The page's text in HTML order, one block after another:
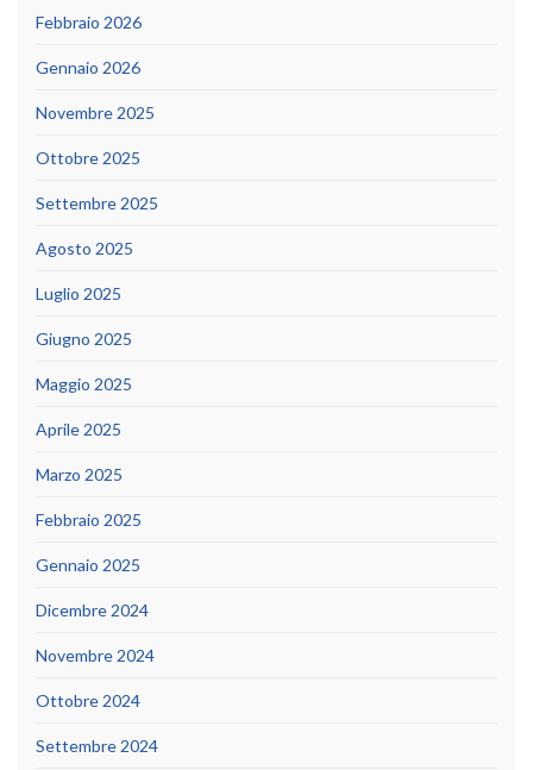
Febbraio 2026
Gennaio 2026
Novembre 2025
Ottobre 2025
Settembre 2025
Agosto 2025
Luglio 2025
Giugno 2025
Maggio 2025
Aprile 2025
Marzo 2025
Febbraio 2025
Gennaio 2025
Dicembre 2024
Novembre 2024
Ottobre 2024
Settembre 2024